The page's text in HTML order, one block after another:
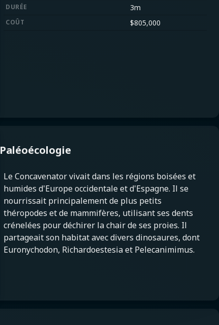
DURÉE 3m
COÛT $805,000
Paléoécologie
Le Concavenator vivait dans les régions boisées et
humides d'Europe occidentale et d'Espagne. Il se
nourrissait principalement de plus petits
théropodes et de mammifères, utilisant ses dents
crénelées pour déchirer la chair de ses proies. Il
partageait son habitat avec divers dinosaures, dont
Euronychodon, Richardoestesia et Pelecanimimus.